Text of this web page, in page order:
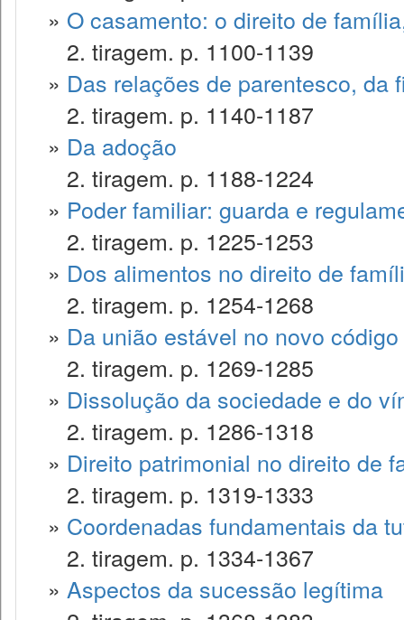
» O casamento: o direito de
2. tiragem. p. 1100-1139
» Das relações de parentesco,
2. tiragem. p. 1140-1187
» Da adoção
2. tiragem. p. 1188-1224
» Poder familiar: guarda e
2. tiragem. p. 1225-1253
» Dos alimentos no direito de
2. tiragem. p. 1254-1268
» Da união estável no novo
2. tiragem. p. 1269-1285
» Dissolução da sociedade e do
2. tiragem. p. 1286-1318
» Direito patrimonial no direito de
2. tiragem. p. 1319-1333
» Coordenadas fundamentais da
2. tiragem. p. 1334-1367
» Aspectos da sucessão legítima